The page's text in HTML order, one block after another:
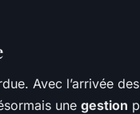
Avec l’arrivée des
une gestion